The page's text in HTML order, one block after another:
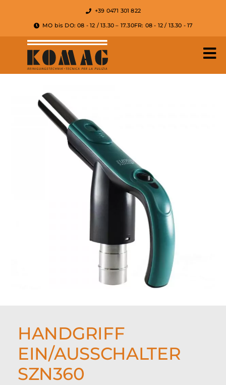
+39 0471 301 822
MO bis DO: 08 - 12 / 13.30 – 17.30FR: 08 - 12 / 13.30 - 17
HANDGRIFF
EIN/AUSSCHALTER
SZN360